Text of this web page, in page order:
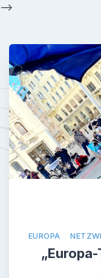
Skip
-->
EUROPA